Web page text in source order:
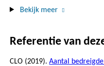
Bekijk meer
Referentie van
CLO (2019). Aantal